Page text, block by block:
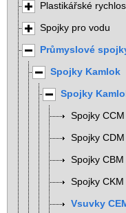
Plastikářské
Spojky pro vodu
Průmyslové
Spojky Kamlok
Spojky
Spojky CCM
Spojky CDM
Spojky CBM
Spojky CKM
Vsuvky